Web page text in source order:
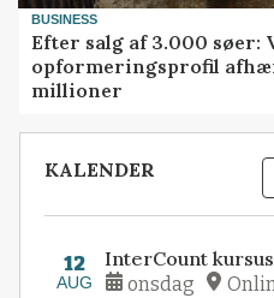
BUSINESS
Efter salg af 3.000 søer:
opformeringsprofil
millioner
KALENDER
12
AUG
InterCount
onsdag